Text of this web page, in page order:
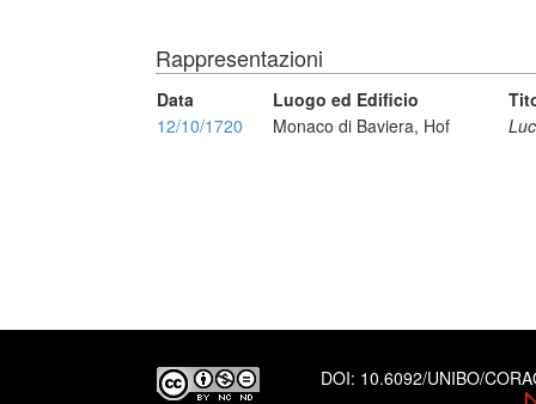
Rappresentazioni
Data Luogo ed Edificio
12/10/1720
Monaco di Baviera, Hof
DOI: 10.6092/UNIBO/